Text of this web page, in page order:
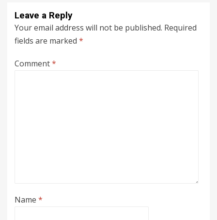
Leave a Reply
Your email address will not be published. Required
fields are marked *
Comment*
Name *